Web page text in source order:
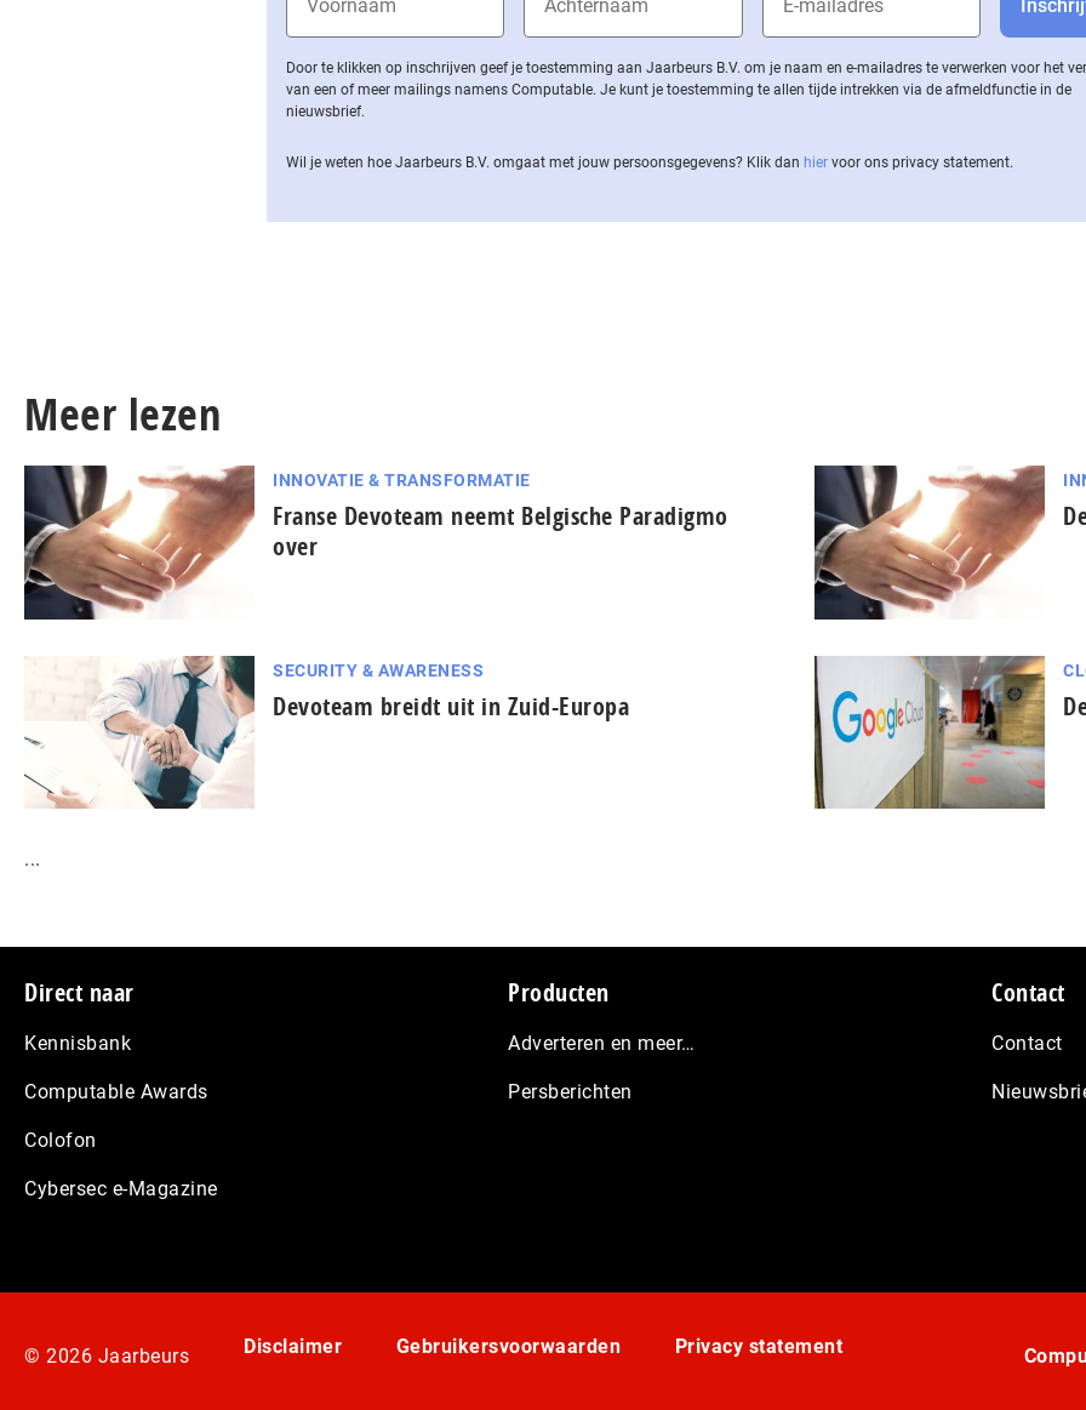
Door te klikken op inschrijven geef je toestemming aan Jaarbeurs B.V. om je naam en e-mailadres te verwerken voor het
van een of meer mailings namens Computable. Je kunt je toestemming te allen tijde intrekken via de af­meld­func­tie in de
nieuwsbrief.
Wil je weten hoe Jaarbeurs B.V. omgaat met jouw per­soons­ge­ge­vens? Klik dan hier voor ons privacy statement.
Meer lezen
INNOVATIE & TRANSFORMATIE
Franse Devoteam neemt Belgische Paradigmo
over
SECURITY & AWARENESS
Devoteam breidt uit in Zuid-Europa
...
Footer
Direct naar
Kennisbank
Computable Awards
Colofon
Cybersec e-Magazine
Producten
Adverteren en meer…
Persberichten
Contact
Contact
© 2026 Jaarbeurs Disclaimer Gebruikersvoorwaarden Privacy statement